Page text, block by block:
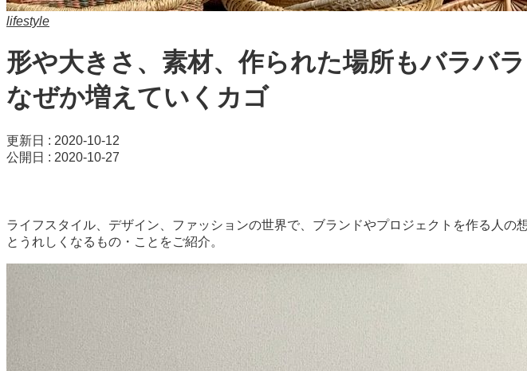
lifestyle
形や大きさ、素材、作られた場所もバラバラ
なぜか増えていくカゴ
更新日 : 2020-10-12
公開日 : 2020-10-27
ライフスタイル、デザイン、ファッションの世界で、ブランドやプロジェクトを作る人
とうれしくなるもの・ことをご紹介。